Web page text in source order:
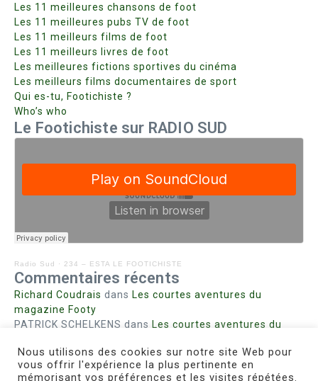
Les 11 meilleures chansons de foot
Les 11 meilleures pubs TV de foot
Les 11 meilleurs films de foot
Les 11 meilleurs livres de foot
Les meilleures fictions sportives du cinéma
Les meilleurs films documentaires de sport
Qui es-tu, Footichiste ?
Who’s who
Le Footichiste sur RADIO SUD
Radio Sud · 234 – ESTA LE FOOTICHISTE
Commentaires récents
Richard Coudrais dans Les courtes aventures du
magazine Footy
PATRICK SCHELKENS dans Les courtes aventures du
Bohn fabiennedans Intrigues sanglantes à Mulhouse
Steph. RUTA dansLust for Nice
Nous utilisons des cookies sur notre site Web pour
vous offrir l'expérience la plus pertinente en
mémorisant vos préférences et les visites répétées.